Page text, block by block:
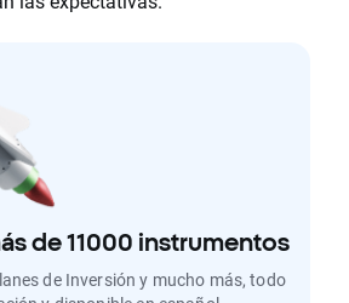
de 11000 instrumentos
de Inversión y mucho más, todo